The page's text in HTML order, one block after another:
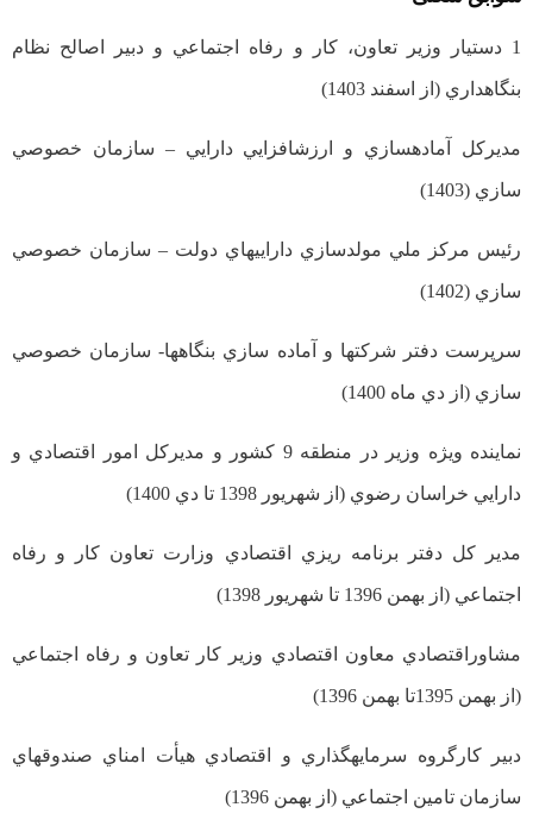
1 دستيار وزیر تعاون، كار و رفاه اجتماعي و دبير اصالح نظام
بنگاهداري (از اسفند 1403)
مدیركل آمادهسازي و ارزشافزایي دارایي – سازمان خصوصي
سازي (1403)
رئيس مركز ملي مولدسازي دارایيهاي دولت – سازمان خصوصي
سازي (1402)
سرپرست دفتر شركتها و آماده سازي بنگاهها- سازمان خصوصي
سازي (از دي ماه 1400)
نماینده ویژه وزیر در منطقه 9 كشور و مدیركل امور اقتصادي و
دارایي خراسان رضوي (از شهریور 1398 تا دي 1400)
مدیر كل دفتر برنامه ریزي اقتصادي وزارت تعاون كار و رفاه
اجتماعي (از بهمن 1396 تا شهریور 1398)
مشاوراقتصادي معاون اقتصادي وزیر كار تعاون و رفاه اجتماعي
(از بهمن 1395تا بهمن 1396)
دبير كارگروه سرمایهگذاري و اقتصادي هيأت امناي صندوقهاي
سازمان تامين اجتماعي (از بهمن 1396)